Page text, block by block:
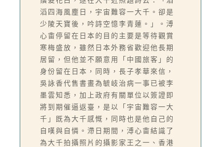
滔四海風塵日，宇宙難容一大千。卻是
少陵天寶後，吟詩空憶李青蓮。」。溥
心畬停留在日本的目的主要是等待觀賞
寒梅盛放，雖然日本外務省歡迎他長期
居留，但他並不願意用「中國旅客」的
身份留在日本，同時，長子孝華來信，
吳詠香代售書畫為毓岐治病一事已被李
墨雲知悉，加上政府有關單位以簽證即
將到期催逼返臺，是以「宇宙難容一大
千」既為大千感慨，同時也是他自己的
自嘆與自憐。滯日期間，溥心畬結識了
為大千拍攝照片的攝影家王之一、香港